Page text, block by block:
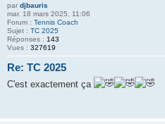
par djbauris
mar. 18 mars 2025, 11:06
Forum : Tennis Coach
Sujet : TC 2025
Réponses : 143
Vues : 327619
Re: TC 2025
C'est exactement ça